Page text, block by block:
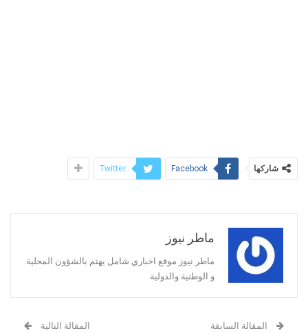
شاركها Facebook
Twitter
ماطر نيوز
ماطر نيوز موقع اخباري شامل يهتم بالشؤون المحلية
و الوطنية والدولية
المقالة السابقة المقالة التالية